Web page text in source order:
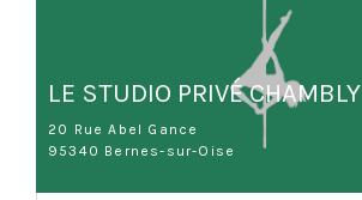
LE STUDIO PRIVÉ CHAMBLY
20 Rue Abel Gance
95340 Bernes-sur-Oise